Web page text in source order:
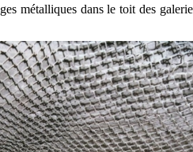
métalliques dans le toit des